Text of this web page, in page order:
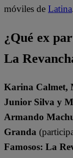
móviles de Latina
¿Qué ex
La
Karina Calmet,
Junior Silva y
Armando
Granda
Famosos: La